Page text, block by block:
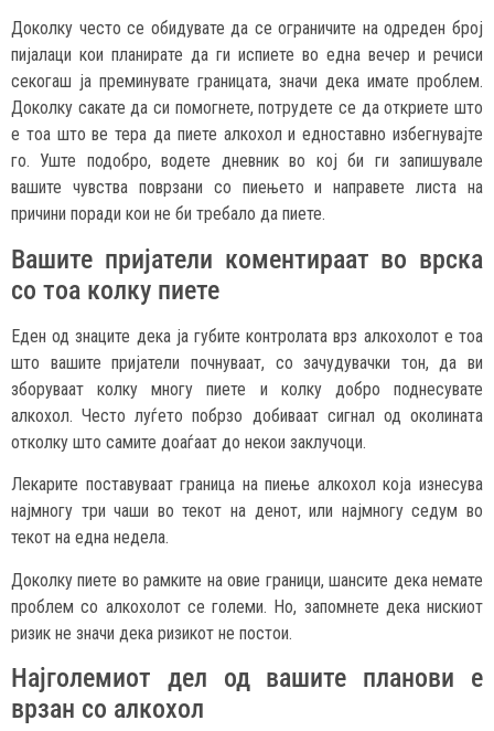
Доколку често се обидувате да се ограничите на одреден број
пијалаци кои планирате да ги испиете во една вечер и речиси
секогаш ја преминувате границата, значи дека имате проблем.
Доколку сакате да си помогнете, потрудете се да откриете што
е тоа што ве тера да пиете алкохол и едноставно избегнувајте
го. Уште подобро, водете дневник во кој би ги запишувале
вашите чувства поврзани со пиењето и направете листа на
причини поради кои не би требало да пиете.
Вашите пријатели коментираат во врска
со тоа колку пиете
Еден од знаците дека ја губите контролата врз алкохолот е тоа
што вашите пријатели почнуваат, со зачудувачки тон, да ви
зборуваат колку многу пиете и колку добро поднесувате
алкохол. Често луѓето побрзо добиваат сигнал од околината
отколку што самите доаѓаат до некои заклучоци.
Лекарите поставуваат граница на пиење алкохол која изнесува
најмногу три чаши во текот на денот, или најмногу седум во
текот на една недела.
Доколку пиете во рамките на овие граници, шансите дека немате
проблем со алкохолот се големи. Но, запомнете дека нискиот
ризик не значи дека ризикот не постои.
Најголемиот дел од вашите планови е
врзан со алкохол